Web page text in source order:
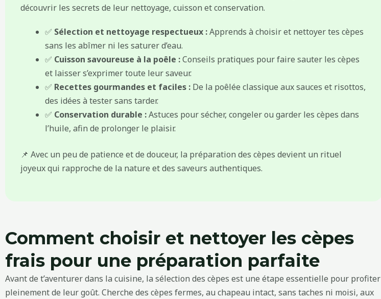
découvrir les secrets de leur nettoyage, cuisson et conservation.
✅ Sélection et nettoyage respectueux :Apprends à choisir et nettoyer tes cèpes
sans les abîmer ni les saturer d’eau.
✅ Cuisson savoureuse à la poêle :Conseils pratiques pour faire sauter les cèpes
et laisser s’exprimer toute leur saveur.
✅ Recettes gourmandes et faciles : De la poêlée classique aux sauces et risottos,
des idées à tester sans tarder.
✅ Conservation durable :Astuces pour sécher, congeler ou garder les cèpes dans
l’huile, afin de prolonger le plaisir.
📌 Avec un peu de patience et de douceur, la préparation des cèpes devient un rituel
joyeux qui rapproche de la nature et des saveurs authentiques.
Comment choisir et nettoyer les cèpes
frais pour une préparation parfaite
Avant de t’aventurer dans la cuisine, la sélection des cèpes est une étape essentielle pour profiter
pleinement de leur goût. Cherche des cèpes fermes, au chapeau intact, sans taches ni moisi, aux